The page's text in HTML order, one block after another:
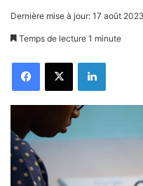
Dernière mise à jour: 17 août 2023
Temps de lecture 1 minute
FacebookX Linkedin